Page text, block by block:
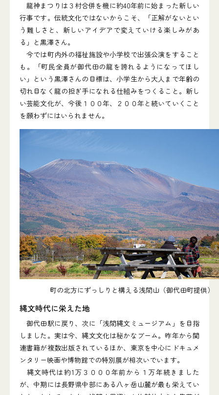
龍神まつりは３村合併を機に約40年前に始まった新しい
行事です。伝統文化ではないからこそ、「正解がないとい
う難しさと、新しいアイデアで変えていける楽しみがあ
る」と黒澤さん。
今では町内外の福祉施設や小学校で出張公演をすること
も。「町民全員が御代田の龍を誇れるようになってほし
い」という黒澤さんの目標は、小学生から大人まで年齢の
切れ目なく龍の担ぎ手になれる仕組みをつくること。新し
い芸能文化が、今後１００年、２００年と続いていくこと
を願わずにはいられません。
町の北方にずっしりと構える浅間山（御代田町提供）
縄文時代に栄えた地
御代田駅に戻り、次に「浅間縄文ミュージアム」を目指
しました。実は今、縄文文化は秘かなブーム。昨年から関
連書籍が複数出版されているほか、東京を中心にドキュメ
ンタリー映画や博物館での特別展が相次いでいます。
縄文時代は約1万３０００年前から１万年続きました
が、中期には長野県中部にある八ヶ岳山麓が最も栄えてい